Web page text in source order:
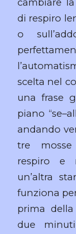
di respiro
o
scelta nel
una frase
piano
andando
tre mosse
respiro e
un’altra
funziona
prima
due